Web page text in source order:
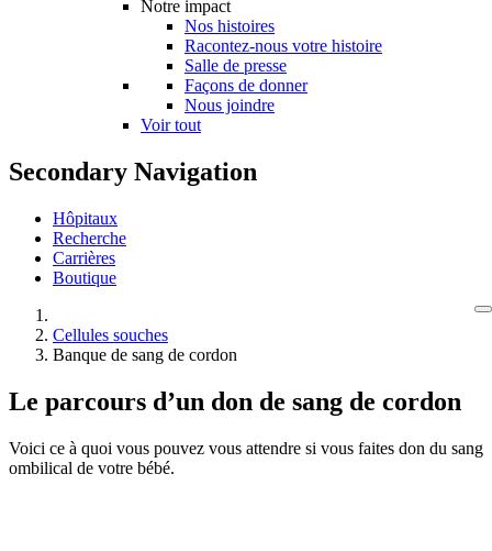
Notre impact
Nos histoires
Racontez-nous votre histoire
Salle de presse
Façons de donner
Nous joindre
Voir tout
Secondary Navigation
Hôpitaux
Recherche
Carrières
Boutique
Cellules souches
Banque de sang de cordon
Le parcours d’un don de sang de cordon
Voici ce à quoi vous pouvez vous attendre si vous faites don du sang
ombilical de votre bébé.